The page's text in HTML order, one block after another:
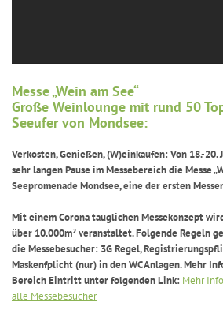
Messe „Wein am See“
Große Weinlounge mit rund 50
Seeufer von Mondsee:
Verkosten, Genießen, (W)einkaufen: Von 18.-
sehr langen Pause im Messebereich die Messe
Seepromenade Mondsee, eine der ersten
Mit einem Corona tauglichen Messekonzept
über 10.000m² veranstaltet. Folgende Regeln
die Messebesucher: 3G Regel,
Maskenfplicht (nur) in den WC Anlagen. Mehr
Bereich Eintritt unter folgenden Link: Mehr
alle Messebesucher